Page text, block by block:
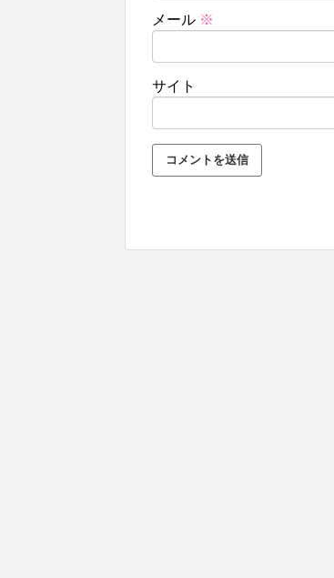
メール ※
サイト